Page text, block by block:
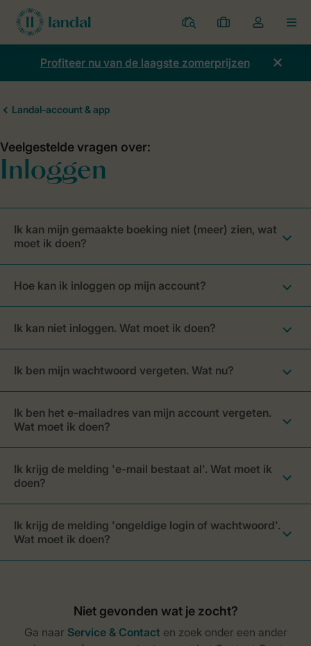
Parken
Mijn
boekingen
Open
de
dropdown
Profiteer nu van de laagste zomerprijzen
Ik kan mijn gemaakte boeking niet (meer) zien, wat
moet ik doen?
Hoe kan ik inloggen op mijn account?
Ik kan niet inloggen. Wat moet ik doen?
Ik ben mijn wachtwoord vergeten. Wat nu?
Ik ben het e-mailadres van mijn account vergeten.
Wat moet ik doen?
Ik krijg de melding 'e-mail bestaat al'. Wat moet ik
doen?
Ik krijg de melding 'ongeldige login of wachtwoord'.
Wat moet ik doen?